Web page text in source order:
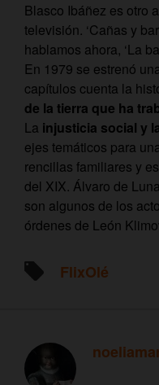
Blasco Ibáñez es otro
televisión. ‘Cañas y
hablamos ahora, ‘La
En 1979 se estrenó
capítulos cuenta la
de la tierra que ha
La injusticia social y
ejes temáticos para
rencillas familiares y
del XIX. Álvaro de
son algunos de los
órdenes de León
FlixOlé